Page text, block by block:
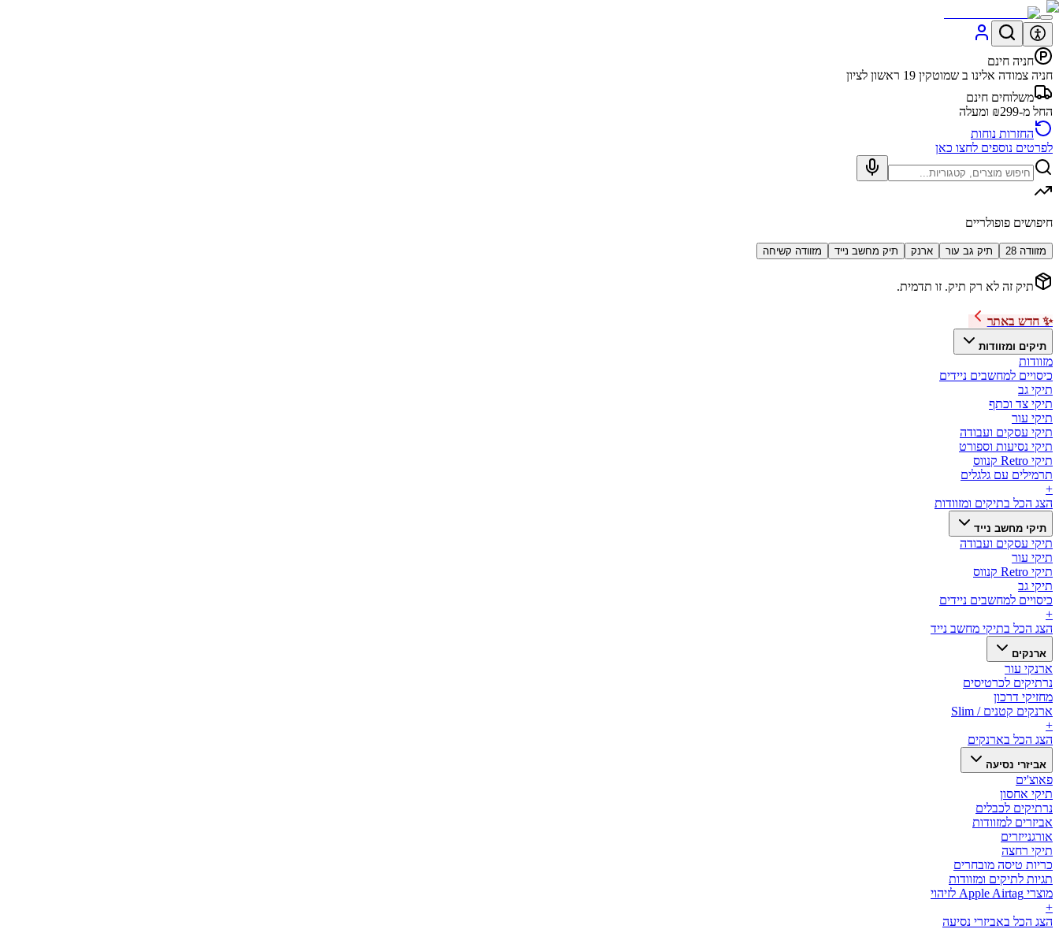
חניה חינם
חניה צמודה אלינו ב שמוטקין 19 ראשון לציון
משלוחים חינם
החל מ-₪299 ומעלה
החזרות נוחות
לפרטים נוספים לחצו כאן
חיפושים פופולריים
מזוודה 28 תיק גב עור ארנק תיק מחשב נייד מזוודה קשיחה
תיק זה לא רק תיק. זו תדמית.
✨ חדש באתר
תיקים ומזוודות
מזוודות
כיסויים למחשבים ניידים
תיקי גב
תיקי צד וכתף
תיקי עור
תיקי עסקים ועבודה
תיקי נסיעות וספורט
תיקי Retro קנווס
תרמילים עם גלגלים
+
הצג הכל בתיקים ומזוודות
תיקי מחשב נייד
תיקי עסקים ועבודה
תיקי עור
תיקי Retro קנווס
תיקי גב
כיסויים למחשבים ניידים
+
הצג הכל בתיקי מחשב נייד
ארנקים
ארנקי עור
נרתיקים לכרטיסים
מחזיקי דרכון
ארנקים קטנים / Slim
+
הצג הכל בארנקים
אביזרי נסיעה
פאוצ'ים
תיקי אחסון
נרתיקים לכבלים
אביזרים למזוודות
אורגנייזרים
תיקי רחצה
כריות טיסה מובחרים
תגיות לתיקים ומזוודות
מוצרי Apple Airtag לזיהוי
+
הצג הכל באביזרי נסיעה